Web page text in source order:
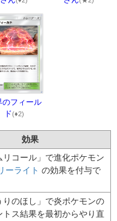
のフィール
ド(♦2)
効果
リコール」で進化ポケモン
ーライト の効果を付与で
りのほし」で炎ポケモンの
トス結果を最初からやり直